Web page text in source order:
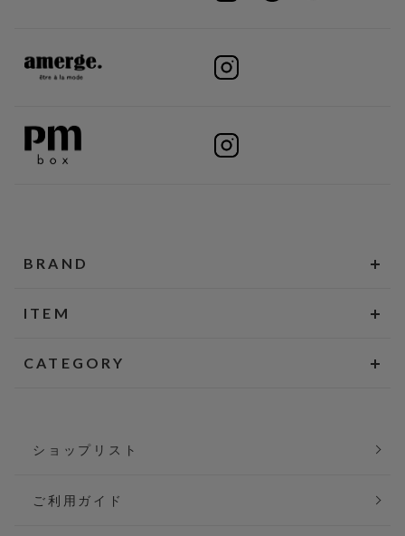
BRAND
ITEM
CATEGORY
ショップリスト
ご利用ガイド